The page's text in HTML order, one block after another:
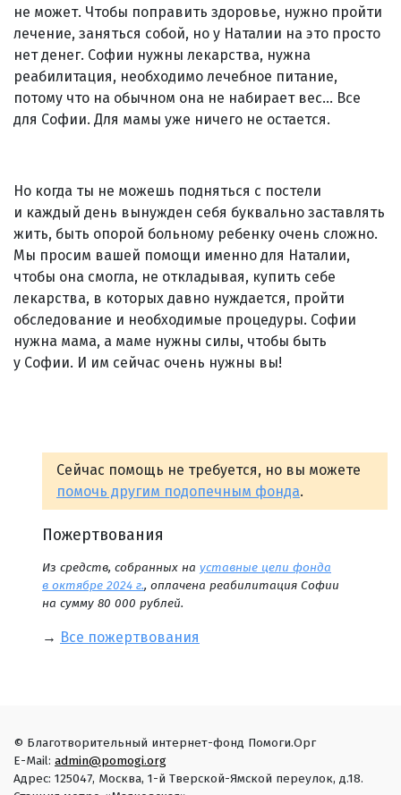
не может. Чтобы поправить здоровье, нужно пройти
лечение, заняться собой, но у Наталии на это просто
нет денег. Софии нужны лекарства, нужна
реабилитация, необходимо лечебное питание,
потому что на обычном она не набирает вес... Все
для Софии. Для мамы уже ничего не остается.
Но когда ты не можешь подняться с постели
и каждый день вынужден себя буквально заставлять
жить, быть опорой больному ребенку очень сложно.
Мы просим вашей помощи именно для Наталии,
чтобы она смогла, не откладывая, купить себе
лекарства, в которых давно нуждается, пройти
обследование и необходимые процедуры. Софии
нужна мама, а маме нужны силы, чтобы быть
у Софии. И им сейчас очень нужны вы!
Сейчас помощь не требуется, но вы можете
помочь другим подопечным фонда.
Пожертвования
Из средств, собранных на уставные цели фонда
в октябре 2024 г., оплачена реабилитация Софии
на сумму 80 000 рублей.
→ Все пожертвования
© Благотворительный интернет-фонд Помоги.Орг
E-Mail: admin@pomogi.org
Адрес: 125047, Москва, 1-й Тверской-Ямской переулок, д.18.